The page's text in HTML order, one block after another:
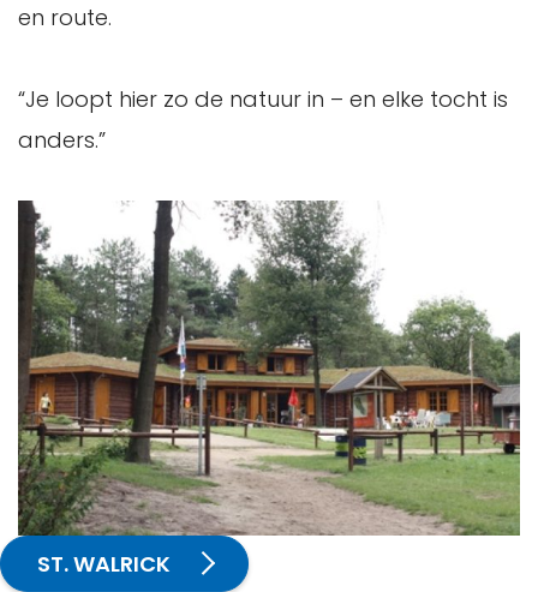
en route.
“Je loopt hier zo de natuur in – en elke tocht is
anders.”
ST. WALRICK